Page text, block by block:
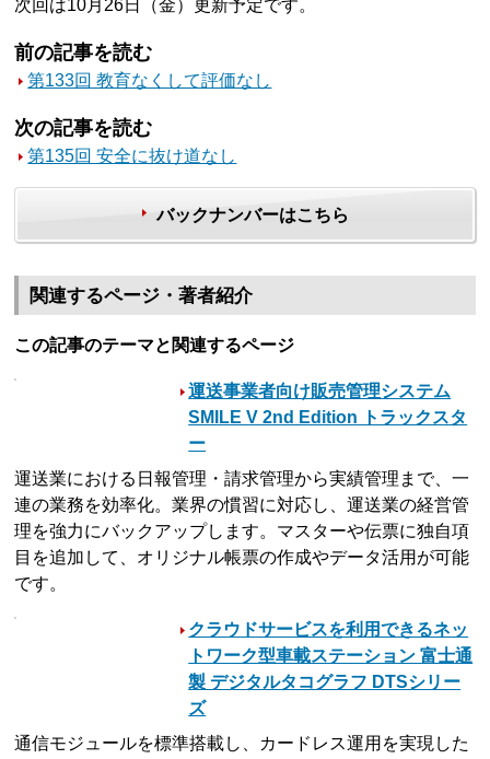
次回は10月26日（金）更新予定です。
前の記事を読む
第133回 教育なくして評価なし
次の記事を読む
第135回 安全に抜け道なし
バックナンバーはこちら
関連するページ・著者紹介
この記事のテーマと関連するページ
運送事業者向け販売管理システム
SMILE V 2nd Edition トラックスタ
ー
運送業における日報管理・請求管理から実績管理まで、一
連の業務を効率化。業界の慣習に対応し、運送業の経営管
理を強力にバックアップします。マスターや伝票に独自項
目を追加して、オリジナル帳票の作成やデータ活用が可能
です。
クラウドサービスを利用できるネッ
トワーク型車載ステーション 富士通
製 デジタルタコグラフ DTSシリー
ズ
通信モジュールを標準搭載し、カードレス運用を実現した